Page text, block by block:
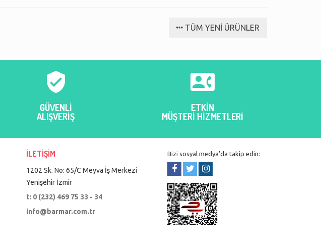
TÜM YENİ ÜRÜNLER
verified_user
GÜVENLİ
ALIŞVERİŞ

ETKİN
MÜŞTERİ HİZMETLERİ
İLETİŞİM
1202 Sk. No: 65/C Meyva İş Merkezi
Yenişehir İzmir
t: 0 (232) 469 75 33 - 34
info@barmar.com.tr
Bizi sosyal medya’da takip edin: